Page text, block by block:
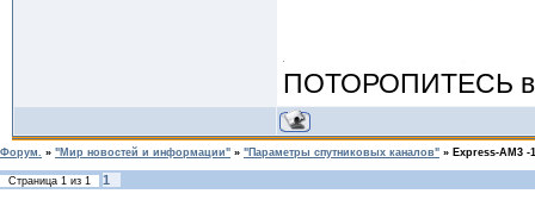
ПОТОРОПИТЕСЬ
Форум. » "Мир новостей и информации" » "Параметры спутниковых каналов" » Express-AM3 -
Страница 1 из 1 1